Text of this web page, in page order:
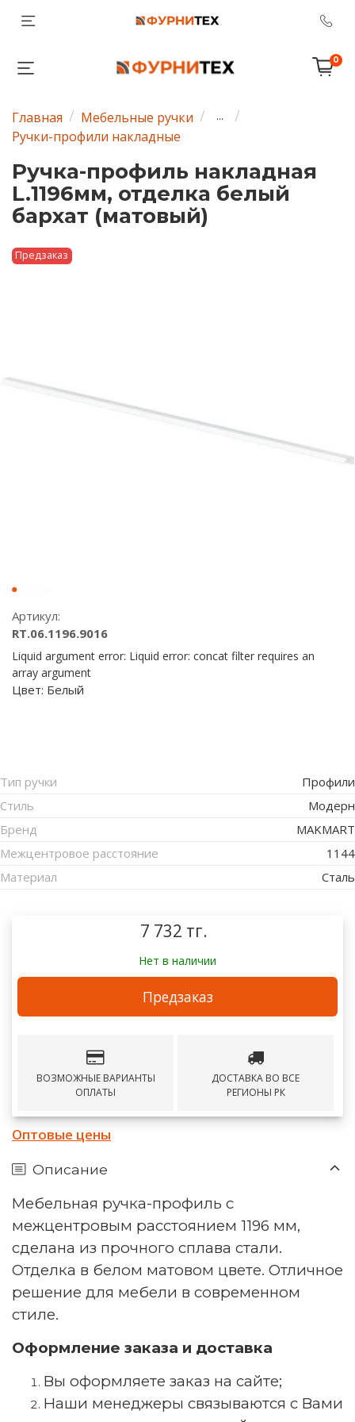
0
Главная Мебельные ручки ...
Ручки-профили накладные
Ручка-профиль накладная
L.1196мм, отделка белый
бархат (матовый)
Предзаказ
Артикул:
RT.06.1196.9016
Liquid argument error: Liquid error: concat filter requires an
array argument
Цвет: Белый
Тип ручки
Профили
Стиль
Модерн
Бренд
MAKMART
Межцентровое расстояние
1144
Материал
Сталь
7 732 тг.
Нет в наличии
Предзаказ
ВОЗМОЖНЫЕ ВАРИАНТЫ
ОПЛАТЫ
ДОСТАВКА ВО ВСЕ
РЕГИОНЫ РК
Оптовые цены
Описание
Мебельная ручка-профиль с
межцентровым расстоянием 1196 мм,
сделана из прочного сплава стали.
Отделка в белом матовом цвете. Отличное
решение для мебели в современном
стиле.
Оформление заказа и доставка
Вы оформляете заказ на сайте;
Наши менеджеры связываются с Вами